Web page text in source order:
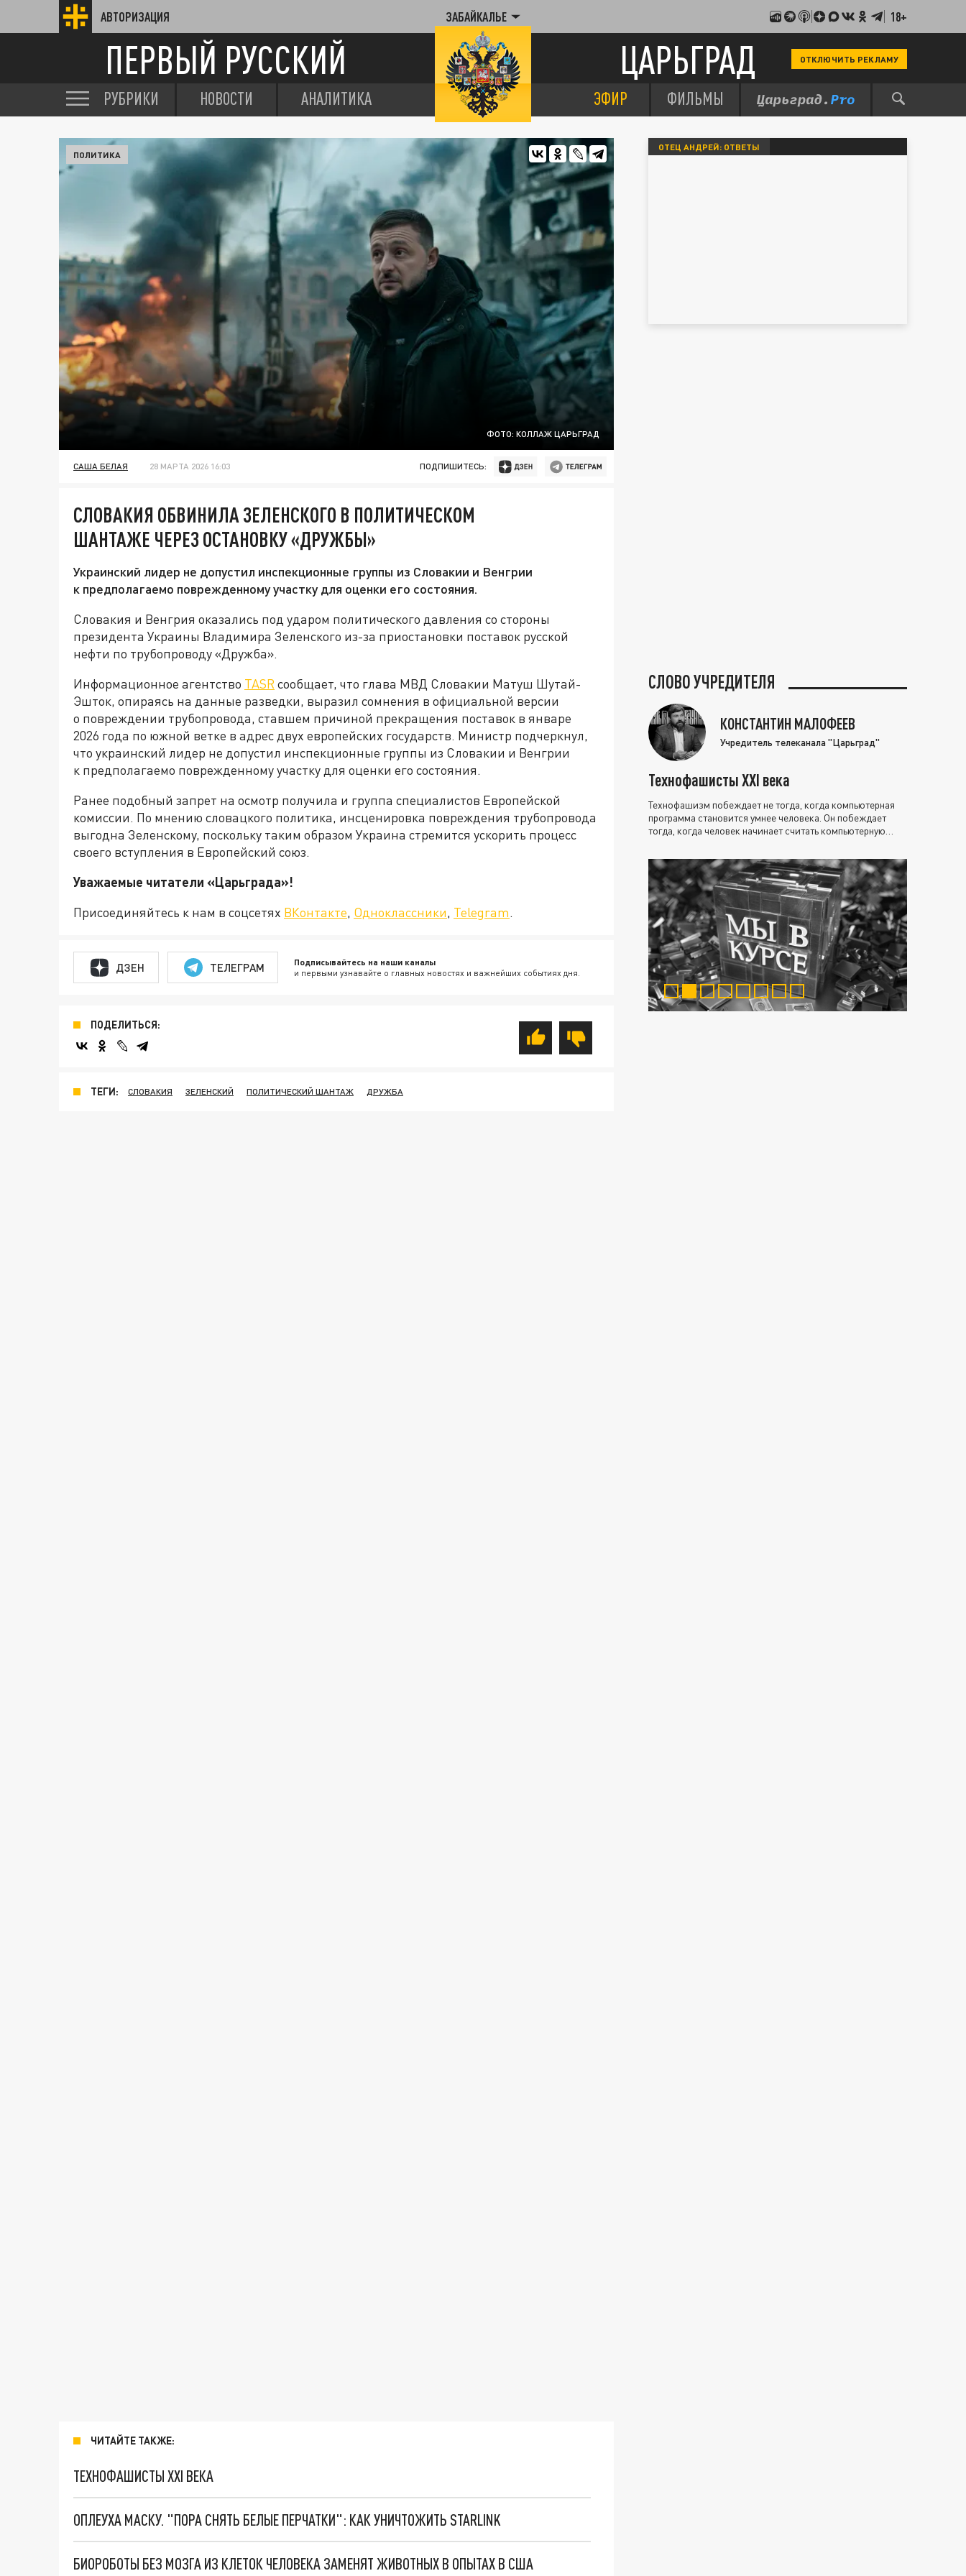
АВТОРИЗАЦИЯ ЗАБАЙКАЛЬЕ 18+
ПЕРВЫЙ РУССКИЙ ЦАРЬГРАД ОТКЛЮЧИТЬ РЕКЛАМУ
РУБРИКИ НОВОСТИ АНАЛИТИКА ЭФИР ФИЛЬМЫ
ФОТО: КОЛЛАЖ ЦАРЬГРАД
ПОЛИТИКА
САША БЕЛАЯ 28 МАРТА 2026 16:03 ПОДПИШИТЕСЬ:
СЛОВАКИЯ ОБВИНИЛА ЗЕЛЕНСКОГО В ПОЛИТИЧЕСКОМ
ШАНТАЖЕ ЧЕРЕЗ ОСТАНОВКУ «ДРУЖБЫ»
Украинский лидер не допустил инспекционные группы из Словакии и Венгрии
к предполагаемо поврежденному участку для оценки его состояния.
Словакия и Венгрия оказались под ударом политического давления со стороны
президента Украины Владимира Зеленского из-за приостановки поставок русской
нефти по трубопроводу «Дружба».
Информационное агентство TASR сообщает, что глава МВД Словакии Матуш Шутай-
Эшток, опираясь на данные разведки, выразил сомнения в официальной версии
о повреждении трубопровода, ставшем причиной прекращения поставок в январе
2026 года по южной ветке в адрес двух европейских государств. Министр подчеркнул,
что украинский лидер не допустил инспекционные группы из Словакии и Венгрии
к предполагаемо поврежденному участку для оценки его состояния.
Ранее подобный запрет на осмотр получила и группа специалистов Европейской
комиссии. По мнению словацкого политика, инсценировка повреждения трубопровода
выгодна Зеленскому, поскольку таким образом Украина стремится ускорить процесс
своего вступления в Европейский союз.
Уважаемые читатели «Царьграда»!
Присоединяйтесь к нам в соцсетях ВКонтакте, Одноклассники, Telegram.
ДЗЕН ТЕЛЕГРАМ Подписывайтесь на наши каналы
и первыми узнавайте о главных новостях и важнейших событиях дня.
ПОДЕЛИТЬСЯ:
ТЕГИ: СЛОВАКИЯ ЗЕЛЕНСКИЙ ПОЛИТИЧЕСКИЙ ШАНТАЖ ДРУЖБА
ЧИТАЙТЕ ТАКЖЕ:
ТЕХНОФАШИСТЫ XXI ВЕКА
ОПЛЕУХА МАСКУ. "ПОРА СНЯТЬ БЕЛЫЕ ПЕРЧАТКИ": КАК УНИЧТОЖИТЬ STARLINK
БИОРОБОТЫ БЕЗ МОЗГА ИЗ КЛЕТОК ЧЕЛОВЕКА ЗАМЕНЯТ ЖИВОТНЫХ В ОПЫТАХ В США
ОТЕЦ АНДРЕЙ: ОТВЕТЫ
СЛОВО УЧРЕДИТЕЛЯ
КОНСТАНТИН МАЛОФЕЕВ
Учредитель телеканала "Царьград"
Технофашисты XXI века
Технофашизм побеждает не тогда, когда компьютерная
программа становится умнее человека. Он побеждает
тогда, когда человек начинает считать компьютерную